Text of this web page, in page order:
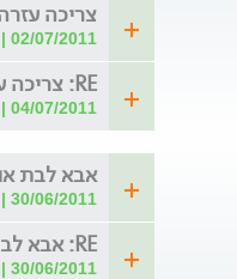
צריכה
02/07/2011 | 20:11 | מאת: אוקסנה
RE: צריכה עזרה
04/07/2011 | 15:11 | מאת: ד"ר איריס שגב
אבא לבת
30/06/2011 | 17:54 | מאת: ליאור חכמו
RE: אבא לבת אוטסטית
30/06/2011 | 21:16 | מאת: דורון יזהר